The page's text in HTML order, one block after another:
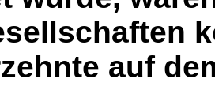
auf